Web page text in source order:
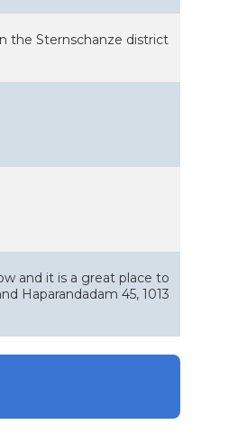
the Sternschanze district
and it is a great place to
Haparandadam 45, 1013